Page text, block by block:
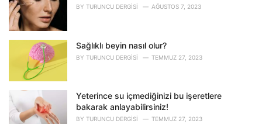
BY TURUNCU DERGISI AĞUSTOS 7, 2023
Sağlıklı beyin nasıl olur?
BY TURUNCU DERGISI TEMMUZ 27, 2023
Yeterince su içmediğinizi bu işeretlere
bakarak anlayabilirsiniz!
BY TURUNCU DERGISI TEMMUZ 27, 2023